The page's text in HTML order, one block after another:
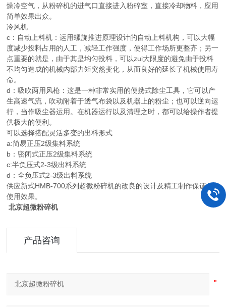
燥冷空气，从粉碎机的进气口直接进入粉碎室，直接冷却物料，应用
简单效果出众。
冷风机
c：自动上料机：运用螺旋推进原理设计的自动上料机构，可以大幅
度减少投料占用的人工，减轻工作强度，使得工作场所更整齐；另一
点重要的就是，由于其是均匀投料，可以zui大限度的避免由于投料
不均匀造成的机械内部力矩突然变化，从而良好的延长了机械使用寿
命。
d：吸吹两用风枪：这是一种非常实用的便携式除尘工具，它可以产
生高速气流，吹动附着于透气布袋以及机器上的粉尘；也可以逆向运
行，当作吸尘器运用。在机器运行以及清理之时，都可以给操作者提
供极大的便利。
可以选择搭配灵活多变的出料形式
a:简易正压2级集料系统
b：密闭式正压2级集料系统
c:半负压式2-3级出料系统
d：全负压式2-3级出料系统
供应新式HMB-700系列超微粉碎机的改良的设计及精工制作保证的
使用效果。
北京超微粉碎机
产品咨询